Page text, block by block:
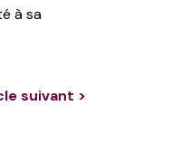
à sa
suivant >